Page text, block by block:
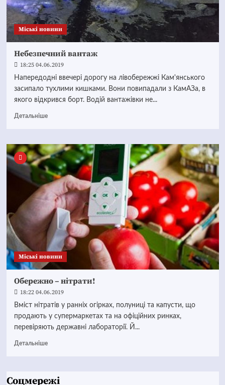
Mіські новини
Небезпечний вантаж
18:25 04.06.2019
Напередодні ввечері дорогу на лівобережжі Кам'янського
засипало тухлими кишками. Вони повипадали з КамАЗа, в
якого відкрився борт. Водій вантажівки не...
Детальніше
Mіські новини
Обережно – нітрати!
18:22 04.06.2019
Вміст нітратів у ранніх огірках, полуниці та капусти, що
продають у супермаркетах та на офіційних ринках,
перевіряють державні лабораторії. Й...
Детальніше
Соцмережі